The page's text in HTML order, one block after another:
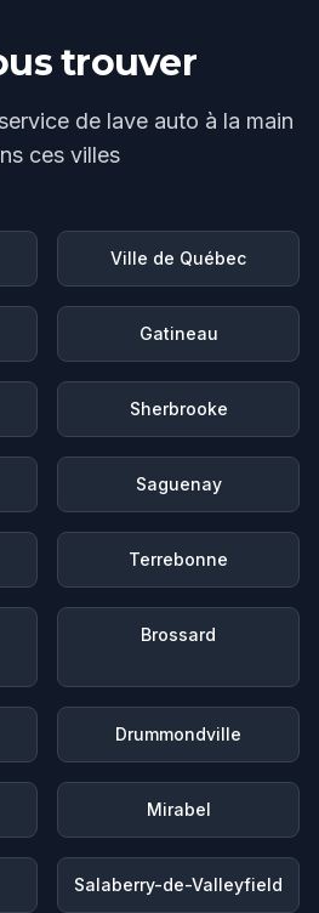
trouver
de lave auto à la main
ces villes
Ville de Québec
Gatineau
Sherbrooke
Saguenay
Terrebonne
Brossard
Drummondville
Mirabel
Salaberry-de-Valleyfield